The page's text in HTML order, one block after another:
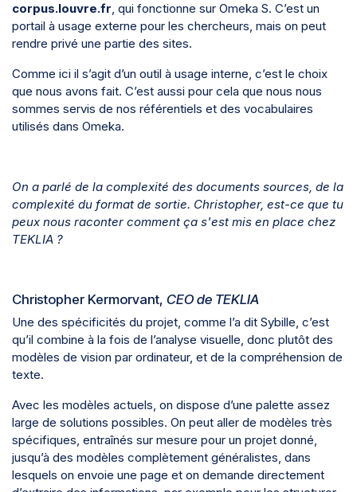
corpus.louvre.fr, qui fonctionne sur Omeka S. C’est un
portail à usage externe pour les chercheurs, mais on peut
rendre privé une partie des sites.
Comme ici il s’agit d’un outil à usage interne, c’est le choix
que nous avons fait. C’est aussi pour cela que nous nous
sommes servis de nos référentiels et des vocabulaires
utilisés dans Omeka.
On a parlé de la complexité des documents sources, de la
complexité du format de sortie. Christopher, est-ce que tu
peux nous raconter comment ça s'est mis en place chez
TEKLIA ?
Christopher Kermorvant, CEO de TEKLIA
Une des spécificités du projet, comme l’a dit Sybille, c’est
qu’il combine à la fois de l’analyse visuelle, donc plutôt des
modèles de vision par ordinateur, et de la compréhension de
texte.
Avec les modèles actuels, on dispose d’une palette assez
large de solutions possibles. On peut aller de modèles très
spécifiques, entraînés sur mesure pour un projet donné,
jusqu’à des modèles complètement généralistes, dans
lesquels on envoie une page et on demande directement